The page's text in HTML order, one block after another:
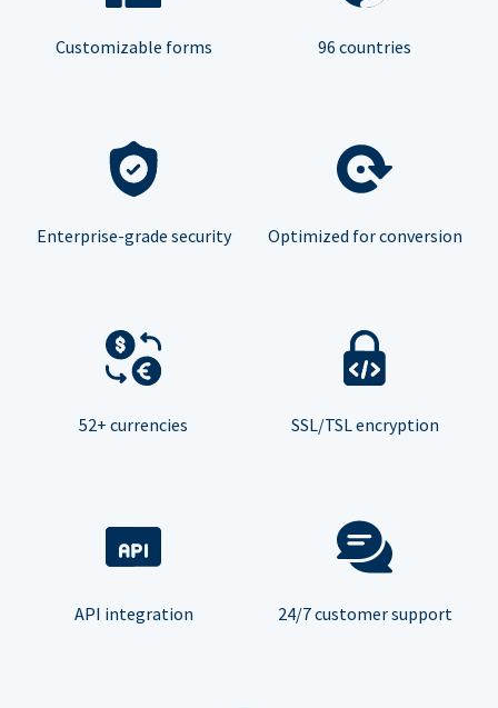
Customizable forms 96 countries
Enterprise-grade security Optimized for conversion
52+ currencies SSL/TSL encryption
API integration 24/7 customer support